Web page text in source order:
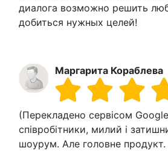
диалога возможно решить
добиться нужных целей!
Маргарита Кораблева
(Перекладено сервісом
співробітники, милий і
шоурум. Але головне